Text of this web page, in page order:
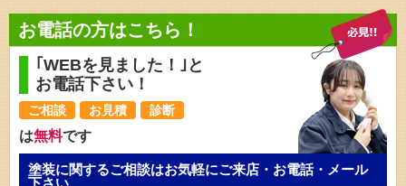
お電話の方はこちら！
｢WEBを見ました！｣と
お電話下さい！
ご相談 お見積 診断
は無料です
塗装に関するご相談はお気軽にご来店・お電話・メール